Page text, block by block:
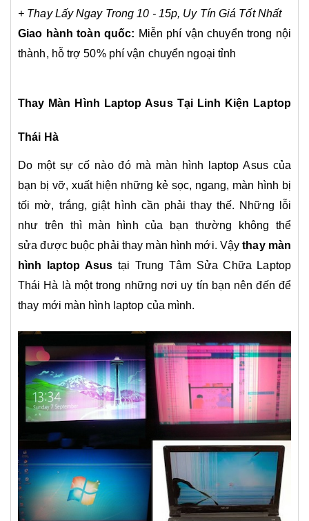
+ Thay Lấy Ngay Trong 10 - 15p, Uy Tín Giá Tốt Nhất
Giao hành toàn quốc: Miễn phí vận chuyển trong nội
thành, hỗ trợ 50% phí vận chuyển ngoại tỉnh
Thay Màn Hình Laptop Asus Tại Linh Kiện Laptop
Thái Hà
Do một sự cố nào đó mà màn hình laptop Asus của
bạn bị vỡ, xuất hiện những kẻ sọc, ngang, màn hình bị
tối mờ, trắng, giật hình cần phải thay thế. Những lỗi
như trên thì màn hình của bạn thường không thể
sửa được buộc phải thay màn hình mới. Vậythay màn
hình laptop Asus tại Trung Tâm Sửa Chữa Laptop
Thái Hà là một trong những nơi uy tín bạn nên đến để
thay mới màn hình laptop của mình.